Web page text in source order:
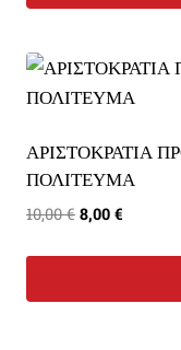
ΑΡΙΣΤΟΚΡΑΤΙΑ
ΠΟΛΙΤΕΥΜΑ
10,00€ Original
8,00 €